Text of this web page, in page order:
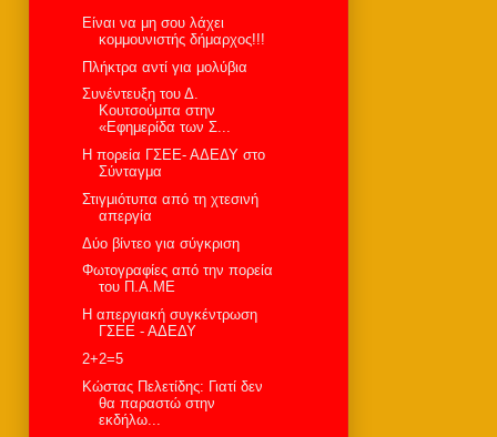
Είναι να μη σου λάχει
κομμουνιστής δήμαρχος!!!
Πλήκτρα αντί για μολύβια
Συνέντευξη του Δ.
Κουτσούμπα στην
«Εφημερίδα των Σ...
Η πορεία ΓΣΕΕ- ΑΔΕΔΥ στο
Σύνταγμα
Στιγμιότυπα από τη χτεσινή
απεργία
Δύο βίντεο για σύγκριση
Φωτογραφίες από την πορεία
του Π.Α.ΜΕ
Η απεργιακή συγκέντρωση
ΓΣΕΕ - ΑΔΕΔΥ
2+2=5
Κώστας Πελετίδης: Γιατί δεν
θα παραστώ στην
εκδήλω...